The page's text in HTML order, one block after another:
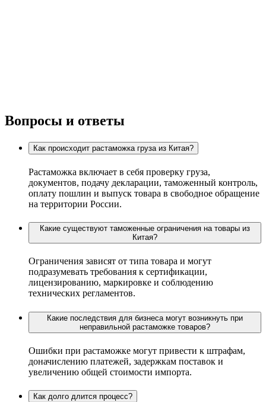
Вопросы и ответы
Как происходит растаможка груза из Китая?
Растаможка включает в себя проверку груза,
документов, подачу декларации, таможенный контроль,
оплату пошлин и выпуск товара в свободное обращение
на территории России.
Какие существуют таможенные ограничения на товары из
Китая?
Ограничения зависят от типа товара и могут
подразумевать требования к сертификации,
лицензированию, маркировке и соблюдению
технических регламентов.
Какие последствия для бизнеса могут возникнуть при
неправильной растаможке товаров?
Ошибки при растаможке могут привести к штрафам,
доначислению платежей, задержкам поставок и
увеличению общей стоимости импорта.
Как долго длится процесс?